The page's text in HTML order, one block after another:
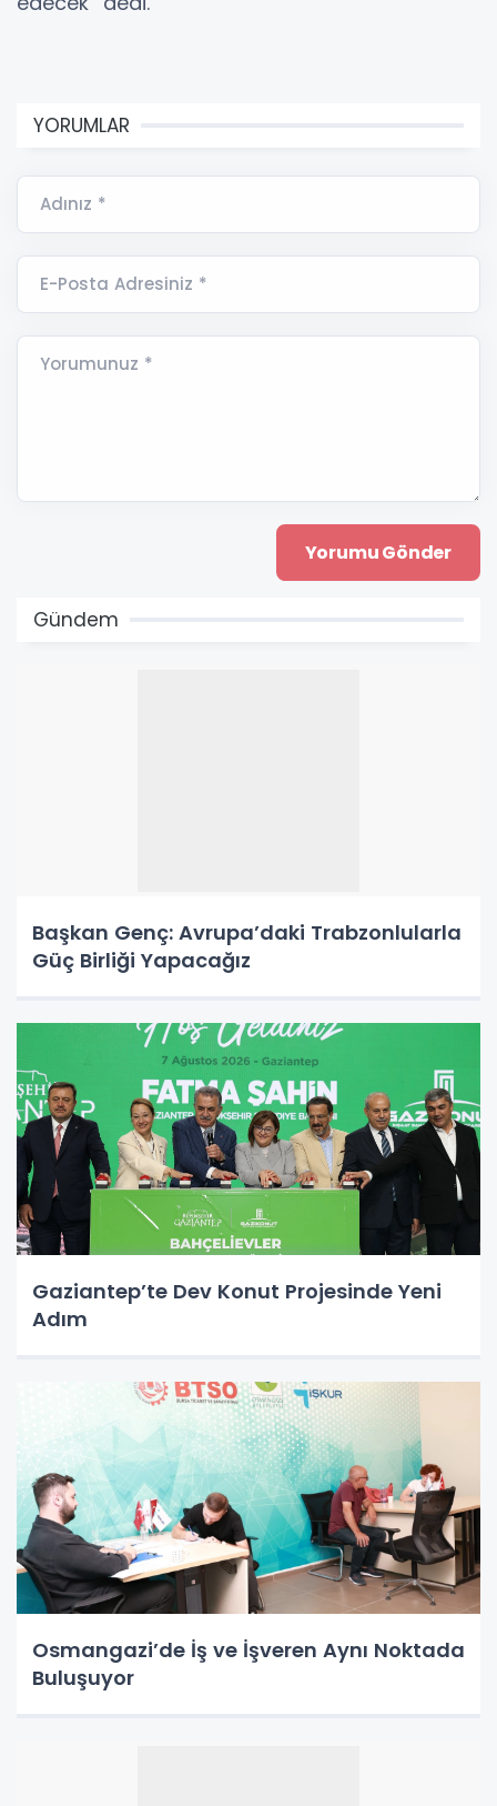
YORUMLAR
Adınız *
E-Posta Adresiniz *
Yorumunuz *
Gündem
Başkan Genç: Avrupa’daki Trabzonlularla
Güç Birliği Yapacağız
Gaziantep’te Dev Konut Projesinde Yeni
Adım
Osmangazi’de İş ve İşveren Aynı Noktada
Buluşuyor